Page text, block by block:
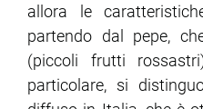
allora le
partendo dal pepe,
(piccoli frutti
particolare, si